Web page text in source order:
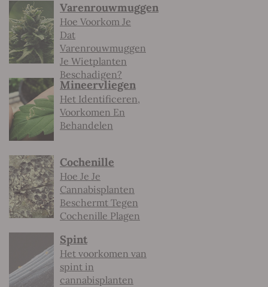
Varenrouwmuggen
Hoe Voorkom Je
Dat
Varenrouwmuggen
Je Wietplanten
Beschadigen?
Mineervliegen
Het Identificeren,
Voorkomen En
Behandelen
Cochenille
Hoe Je Je
Cannabisplanten
Beschermt Tegen
Cochenille Plagen
Spint
Het voorkomen van
spint in
cannabisplanten